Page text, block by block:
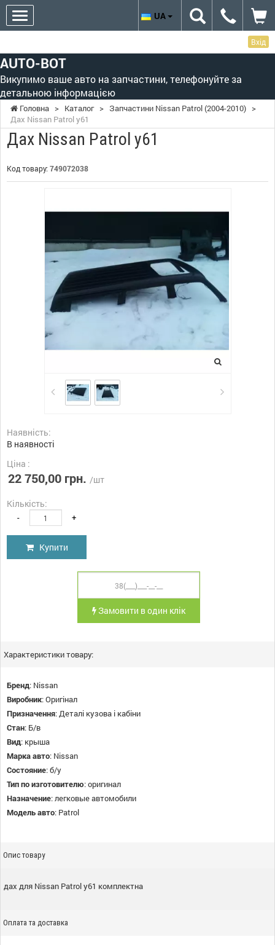
Вхід
AUTO-BOT
Викупимо ваше авто на запчастини, телефонуйте за
детальною інформацією
UA
Головна > Каталог > Запчастини Nissan Patrol (2004-2010) >
Дах Nissan Patrol y61
Дах Nissan Patrol y61
Код товару: 749072038
Наявність:
В наявності
Ціна :
22 750,00 грн. /шт
Кількість:
- +
Купити
Замовити в один клік
Характеристики товару:
Бренд: Nissan
Виробник:Оригінал
Призначення:Деталі кузова і кабіни
Стан: Б/в
Вид: крыша
Марка авто: Nissan
Состояние:б/у
Тип по изготовителю:оригинал
Назначение:легковые автомобили
Модель авто: Patrol
Опис товару
дах для Nissan Patrol y61 комплектна
Оплата та доставка